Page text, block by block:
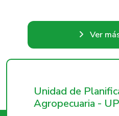
Ver
Unidad de
Agropecuaria -